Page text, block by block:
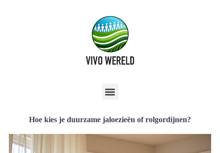
Hoe kies je duurzame jaloezieën of rolgordijnen?